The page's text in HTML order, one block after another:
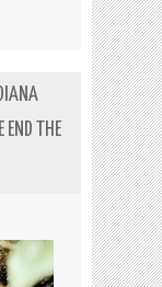
END THE